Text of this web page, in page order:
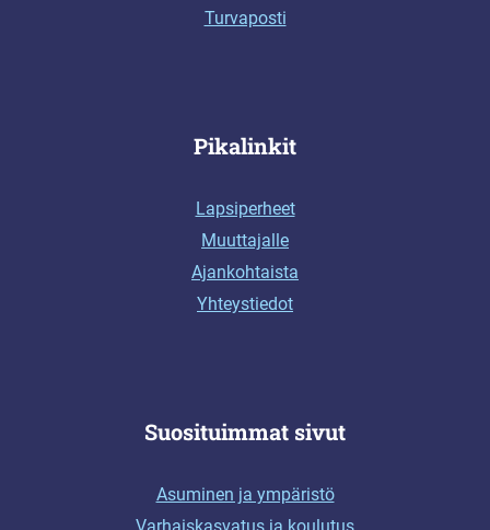
Turvaposti
Pikalinkit
Lapsiperheet
Muuttajalle
Ajankohtaista
Yhteystiedot
Suosituimmat sivut
Asuminen ja ympäristö